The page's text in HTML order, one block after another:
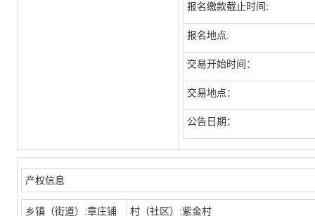
报名缴款截止时间:
报名地点:
交易开始时间：
交易地点：
公告日期：
产权信息
乡镇（街道）:章庄铺
村（社区）:紫金村